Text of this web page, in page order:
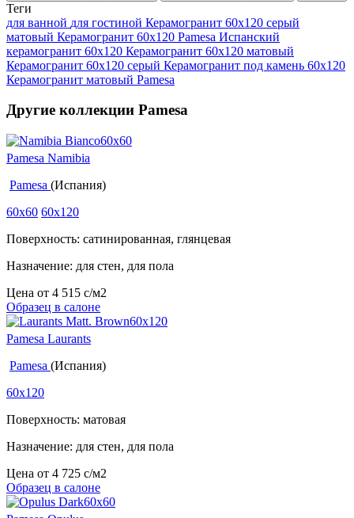
Теги
для ванной для гостиной Керамогранит 60x120 серый
матовый Керамогранит 60x120 Pamesa Испанский
керамогранит 60x120 Керамогранит 60x120 матовый
Керамогранит 60х120 серый Керамогранит под камень 60x120
Керамогранит матовый Pamesa
Другие коллекции Pamesa
Pamesa Namibia
Pamesa (Испания)
60x60 60x120
Поверхность: сатинированная, глянцевая
Назначение: для стен, для пола
Цена от 4 515 c/м2
Образец в салоне
Pamesa Laurants
Pamesa (Испания)
60x120
Поверхность: матовая
Назначение: для стен, для пола
Цена от 4 725 c/м2
Образец в салоне